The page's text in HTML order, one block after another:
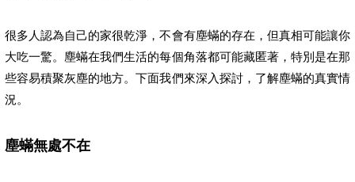
很多人認為自己的家很乾淨，不會有塵蟎的存在，但真相可能讓你
大吃一驚。塵蟎在我們生活的每個角落都可能藏匿著，特別是在那
些容易積聚灰塵的地方。下面我們來深入探討，了解塵蟎的真實情
況。
塵蟎無處不在